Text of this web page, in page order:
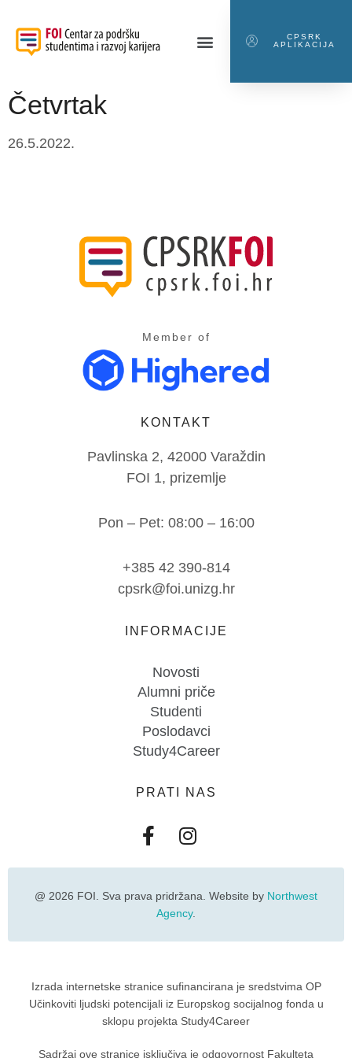
CPSRK
APLIKACIJA
Četvrtak
26.5.2022.
Member of
KONTAKT
Pavlinska 2, 42000 Varaždin
FOI 1, prizemlje
Pon – Pet: 08:00 – 16:00
+385 42 390-814
cpsrk@foi.unizg.hr
INFORMACIJE
Novosti
Alumni priče
Studenti
Poslodavci
Study4Career
PRATI NAS
@ 2026 FOI. Sva prava pridržana. Website by Northwest
Agency.
Izrada internetske stranice sufinancirana je sredstvima OP
Učinkoviti ljudski potencijali iz Europskog socijalnog fonda u
sklopu projekta Study4Career
Sadržaj ove stranice isključiva je odgovornost Fakulteta